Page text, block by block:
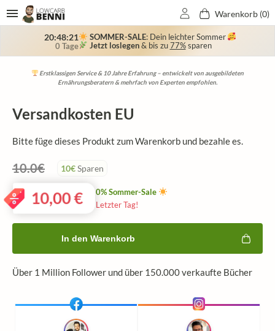
Warenkorb (0)
20:48:21
0 Tage
SOMMER-SALE: Dein leichter Sommer
Jetzt loslegen& bis zu77%sparen
Schließe dich 150.000+ Kunden an, die ihr Wunschgewicht durch unser LowCarb-
Konzept erreicht haben!
Erstklassigen Service & 10 Jahre Erfahrung – entwickelt von ausgebildeten
Ernährungsberatern & mehrfach von Experten empfohlen.
Schneller & freundlicher Support: Werktags nur wenige Stunden Reaktionszeit –
erreichbar via WhatsApp, E-Mail & Facebook!
Bekannt aus TV & Zeitung: RTL, Sat1, NTV, VOX, Kabel1, Bild der Frau, OK-Magazine,
Für Sie, Grazia, Jolie, uvm.
Versandkosten EU
Bitte füge dieses Produkt zum Warenkorb und bezahle es.
10.0€ 10€Sparen
10,00€
0% Sommer-Sale
Letzter Tag!
In den Warenkorb
Über 1 Million Follower und über 150.000 verkaufte Bücher